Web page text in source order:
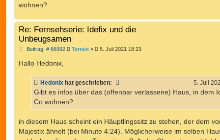
wohnen?
Re: Fernsehserie: Idefix und die
Unbeugsamen
Beitrag: # 66992B
r
a
Terraix» 5. Juli 2021 18:23
Hallo Hedonix,
Hedonix hat geschrieben: 5. Juli
Gibt es infos über das (offenbar verlassene) Haus, in dem
Co wohnen?
in diesem Haus scheint ein Häuptlingssitz zu stehen, der dem
Majestix ähnelt (bei Minute 4:24). Möglicherweise im selben